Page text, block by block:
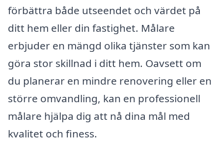
förbättra både utseendet och värdet på
ditt hem eller din fastighet. Målare
erbjuder en mängd olika tjänster som kan
göra stor skillnad i ditt hem. Oavsett om
du planerar en mindre renovering eller en
större omvandling, kan en professionell
målare hjälpa dig att nå dina mål med
kvalitet och finess.